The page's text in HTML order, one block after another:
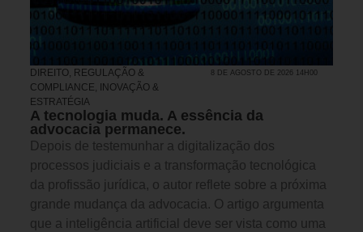
DIREITO, REGULAÇÃO &
COMPLIANCE,
INOVAÇÃO &
ESTRATÉGIA
8 DE AGOSTO DE 2026 14H00
A tecnologia muda. A essência da
advocacia permanece.
Depois de testemunhar a digitalização dos
processos judiciais e a transformação tecnológica
da profissão jurídica, o autor reflete sobre a próxima
grande mudança da advocacia. O artigo argumenta
que a inteligência artificial deve ser vista como uma